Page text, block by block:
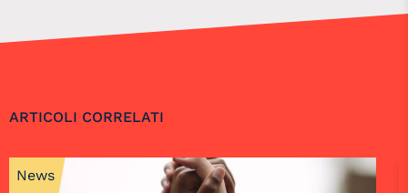
ARTICOLI CORRELATI
News